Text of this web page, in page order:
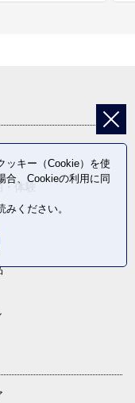
体験
ッキー（Cookie）を使
合、Cookieの利用に同
みください。